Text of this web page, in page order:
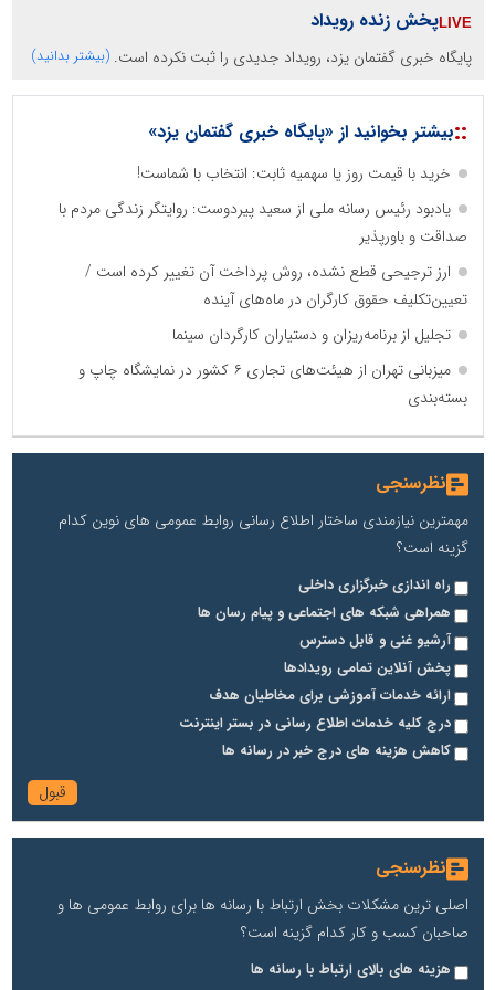
پخش زنده رویداد
پایگاه خبری گفتمان یزد، رویداد جدیدی را ثبت نکرده است. (بیشتر بدانید)
::بیشتر بخوانید از «پایگاه خبری گفتمان یزد»
خرید با قیمت روز یا سهمیه ثابت: انتخاب با شماست!
یادبود رئیس رسانه ملی از سعید پیردوست: روایتگر زندگی مردم با
صداقت و باورپذیر
ارز ترجیحی قطع نشده، روش پرداخت آن تغییر کرده است /
تعیین‌تکلیف حقوق کارگران در ماه‌های آینده
تجلیل از برنامه‌ریزان و دستیاران کارگردان سینما
میزبانی تهران از هیئت‌های تجاری ۶ کشور در نمایشگاه چاپ و
بسته‌بندی
نظرسنجی
مهمترین نیازمندی ساختار اطلاع رسانی روابط عمومی های نوین کدام
گزینه است؟
راه اندازی خبرگزاری داخلی
همراهی شبکه های اجتماعی و پیام رسان ها
آرشیو غنی و قابل دسترس
پخش آنلاین تمامی رویدادها
ارائه خدمات آموزشی برای مخاطیان هدف
درج کلیه خدمات اطلاع رسانی در بستر اینترنت
کاهش هزینه های درج خبر در رسانه ها
نظرسنجی
اصلی ترین مشکلات بخش ارتباط با رسانه ها برای روابط عمومی ها و
صاحبان کسب و کار کدام گزینه است؟
هزینه های بالای ارتباط با رسانه ها